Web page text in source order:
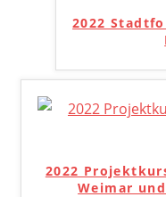
2022
2022
Weimar